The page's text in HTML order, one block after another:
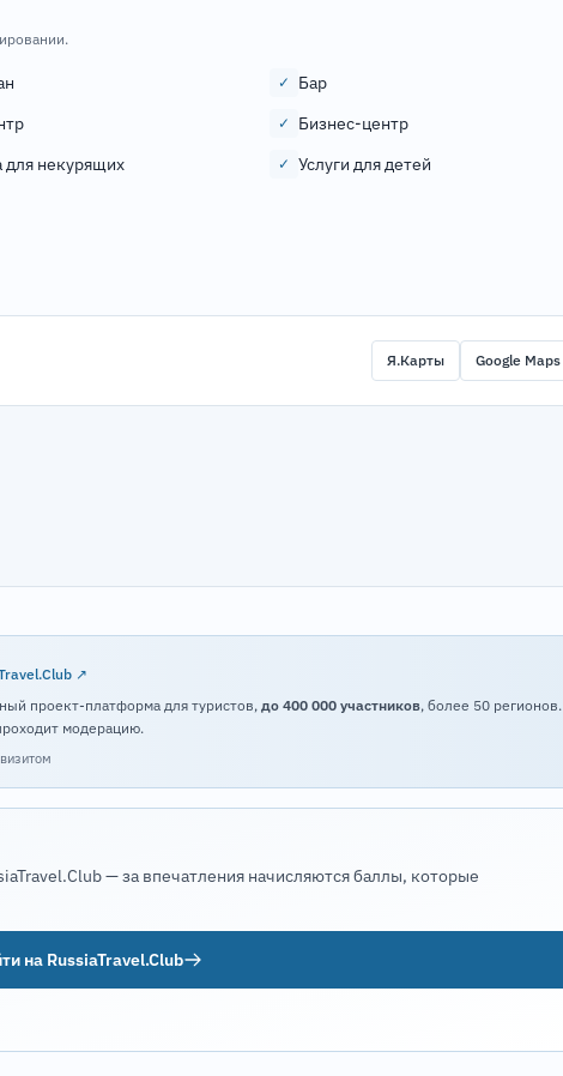
✓ Бар
✓ Бизнес-центр
для некурящих ✓ Услуги для детей
Я.Карты Google Maps
↗
проект-платформа для туристов, до 400 000 участников, более 50 регионов.
модерацию.
— за впечатления начисляются баллы, которые
на RussiaTravel.Club